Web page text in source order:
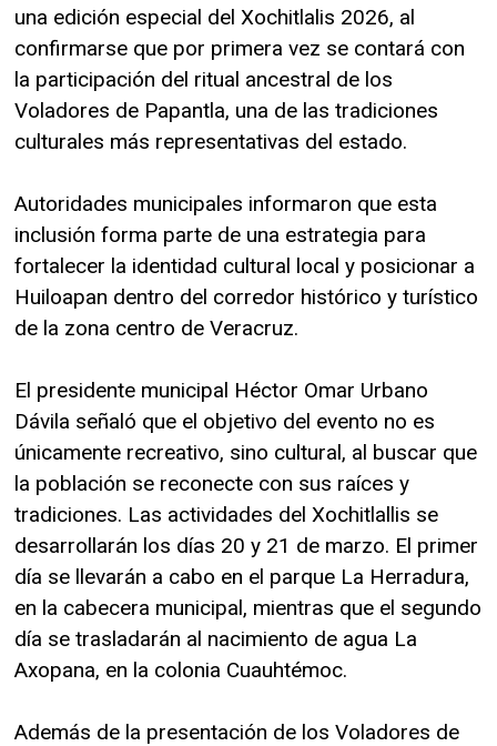
una edición especial del Xochitlalis 2026, al
confirmarse que por primera vez se contará con
la participación del ritual ancestral de los
Voladores de Papantla, una de las tradiciones
culturales más representativas del estado.
Autoridades municipales informaron que esta
inclusión forma parte de una estrategia para
fortalecer la identidad cultural local y posicionar a
Huiloapan dentro del corredor histórico y turístico
de la zona centro de Veracruz.
El presidente municipal Héctor Omar Urbano
Dávila señaló que el objetivo del evento no es
únicamente recreativo, sino cultural, al buscar que
la población se reconecte con sus raíces y
tradiciones. Las actividades del Xochitlallis se
desarrollarán los días 20 y 21 de marzo. El primer
día se llevarán a cabo en el parque La Herradura,
en la cabecera municipal, mientras que el segundo
día se trasladarán al nacimiento de agua La
Axopana, en la colonia Cuauhtémoc.
Además de la presentación de los Voladores de